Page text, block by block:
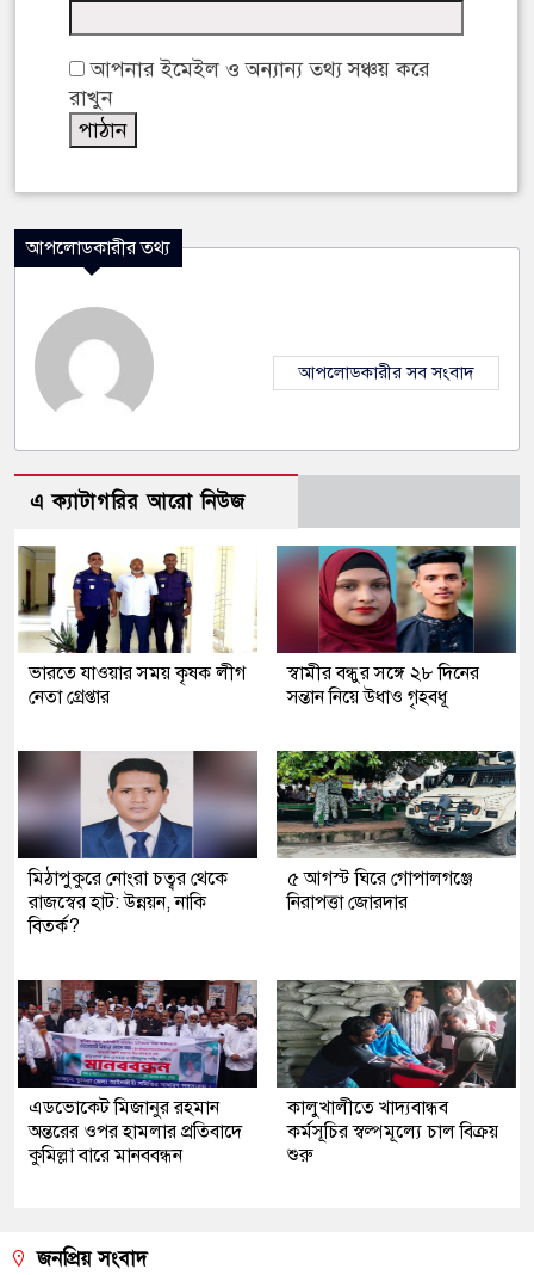
আপনার ইমেইল ও অন্যান্য তথ্য সঞ্চয় করে
রাখুন
আপলোডকারীর তথ্য
আপলোডকারীর সব সংবাদ
এ ক্যাটাগরির আরো নিউজ
ভারতে যাওয়ার সময় কৃষক লীগ
নেতা গ্রেপ্তার
স্বামীর বন্ধুর সঙ্গে ২৮ দিনের
সন্তান নিয়ে উধাও গৃহবধূ
মিঠাপুকুরে নোংরা চত্বর থেকে
রাজস্বের হাট: উন্নয়ন, নাকি
বিতর্ক?
৫ আগস্ট ঘিরে গোপালগঞ্জে
নিরাপত্তা জোরদার
এডভোকেট মিজানুর রহমান
অন্তরের ওপর হামলার প্রতিবাদে
কুমিল্লা বারে মানববন্ধন
কালুখালীতে খাদ্যবান্ধব
কর্মসূচির স্বল্পমূল্যে চাল বিক্রয়
শুরু
জনপ্রিয় সংবাদ